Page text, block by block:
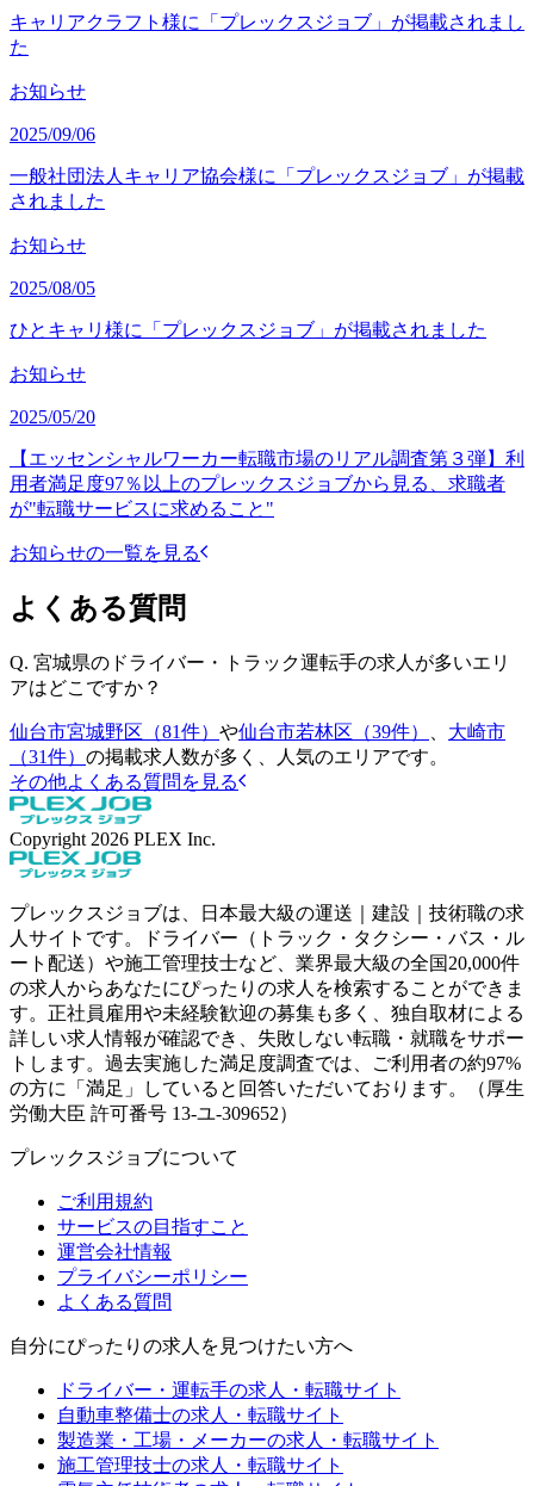
キャリアクラフト様に「プレックスジョブ」が掲載されまし
た
お知らせ
2025/09/06
一般社団法人キャリア協会様に「プレックスジョブ」が掲載
されました
お知らせ
2025/08/05
ひとキャリ様に「プレックスジョブ」が掲載されました
お知らせ
2025/05/20
【エッセンシャルワーカー転職市場のリアル調査第３弾】利
用者満足度97％以上のプレックスジョブから見る、求職者
が"転職サービスに求めること"
お知らせの一覧を見る
よくある質問
Q. 宮城県のドライバー・トラック運転手の求人が多いエリ
アはどこですか？
仙台市宮城野区（81件） や仙台市若林区（39件）
大崎市
（31件） の掲載求人数が多く、人気のエリアです。
その他よくある質問を見る
Copyright 2026 PLEX Inc.
プレックスジョブは、日本最大級の運送｜建設｜技術職の求
人サイトです。ドライバー（トラック・タクシー・バス・ル
ート配送）や施工管理技士など、業界最大級の全国20,000件
の求人からあなたにぴったりの求人を検索することができま
す。正社員雇用や未経験歓迎の募集も多く、独自取材による
詳しい求人情報が確認でき、失敗しない転職・就職をサポー
トします。過去実施した満足度調査では、ご利用者の約97%
の方に「満足」していると回答いただいております。（厚生
労働大臣 許可番号 13-ユ-309652）
プレックスジョブについて
ご利用規約
サービスの目指すこと
運営会社情報
プライバシーポリシー
よくある質問
自分にぴったりの求人を見つけたい方へ
ドライバー・運転手の求人・転職サイト
自動車整備士の求人・転職サイト
製造業・工場・メーカーの求人・転職サイト
施工管理技士の求人・転職サイト